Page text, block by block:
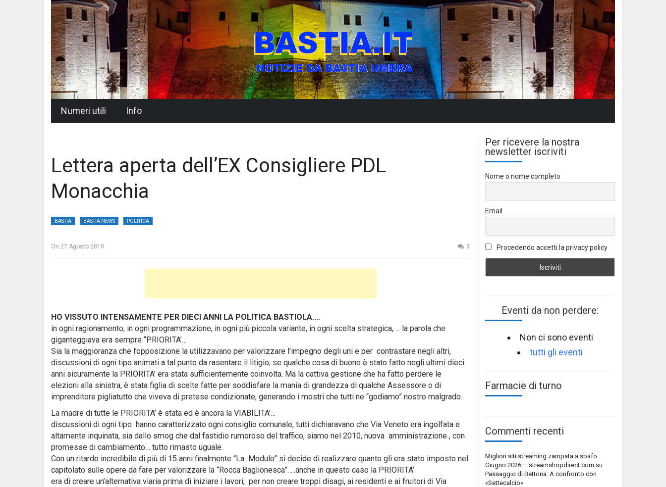
Numeri utili Info
Lettera aperta dell’EX Consigliere PDL
Monacchia
BASTIA BASTIA NEWS POLITICA
On 27 Agosto 2010 3
HO VISSUTO INTENSAMENTE PER DIECI ANNI LA POLITICA BASTIOLA….
in ogni ragionamento, in ogni programmazione, in ogni più piccola variante, in ogni scelta strategica,…. la parola che
giganteggiava era sempre “PRIORITA’…
Sia la maggioranza che l’opposizione la utilizzavano per valorizzare l’impegno degli uni e per contrastare negli altri,
discussioni di ogni tipo animati a tal punto da rasentare il litigio; se qualche cosa di buono è stato fatto negli ultimi dieci
anni sicuramente la PRIORITA’ era stata sufficientemente coinvolta. Ma la cattiva gestione che ha fatto perdere le
elezioni alla sinistra, è stata figlia di scelte fatte per soddisfare la mania di grandezza di qualche Assessore o di
imprenditore pigliatutto che viveva di pretese condizionate, generando i mostri che tutti ne “godiamo” nostro malgrado.
La madre di tutte le PRIORITA’ è stata ed è ancora la VIABILITA’…
discussioni di ogni tipo hanno caratterizzato ogni consiglio comunale, tutti dichiaravano che Via Veneto era ingolfata e
altamente inquinata, sia dallo smog che dal fastidio rumoroso del traffico, siamo nel 2010, nuova amministrazione , con
promesse di cambiamento… tutto rimasto uguale.
Con un ritardo incredibile di più di 15 anni finalmente “La Modulo” si decide di realizzare quanto gli era stato imposto nel
capitolato sulle opere da fare per valorizzare la “Rocca Baglionesca”…..anche in questo caso la PRIORITA’
era di creare un’alternativa viaria prima di iniziare i lavori, per non creare troppi disagi, ai residenti e ai fruitori di Via
Per ricevere la nostra
newsletter iscriviti
Nome o nome completo
Email
Procedendo accetti la privacy policy
Eventi da non perdere:
Non ci sono eventi
tutti gli eventi
Farmacie di turno
Commenti recenti
Migliori siti streaming zampata a sbafo
Giugno 2026 – streamshopdirect.com su
Passaggio di Bettona: A confronto con
«Settecalcio»